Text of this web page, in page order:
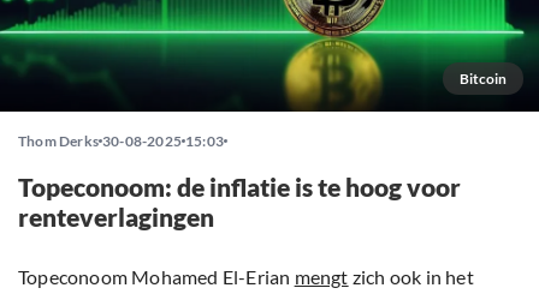
Bitcoin
Thom Derks 30-08-2025 15:03
Topeconoom: de inflatie is te hoog voor
renteverlagingen
Topeconoom Mohamed El-Erian mengt zich ook in het